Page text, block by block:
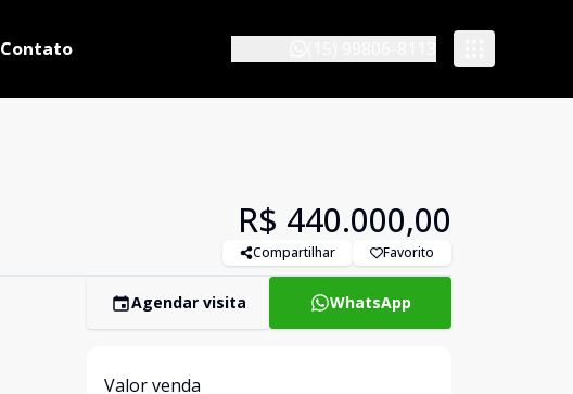
Contato
R$ 440.000,00
Compartilhar Favorito
Agendar visita WhatsApp
Valor venda